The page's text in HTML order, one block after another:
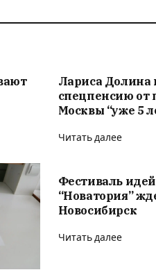
Лариса Долина
спецпенсию от
Москвы “уже 5
Читать далее
Фестиваль
“Новатория”
Новосибирск
Читать далее